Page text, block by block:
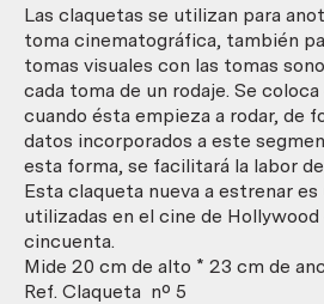
Las claquetas se utilizan para
toma cinematográfica, también
tomas visuales con las tomas
cada toma de un rodaje. Se
cuando ésta empieza a rodar, de
datos incorporados a este
esta forma, se facilitará la labor
Esta claqueta nueva a estrenar es
utilizadas en el cine de Hollywood
cincuenta.
Mide 20 cm de alto * 23 cm de
Ref. Claqueta nº 5